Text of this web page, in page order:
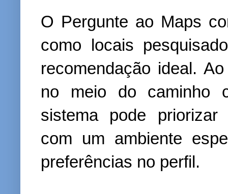
O Pergunte ao Maps
como locais
recomendação ideal.
no meio do caminho
sistema pode priorizar
com um ambiente
preferências no perfil.